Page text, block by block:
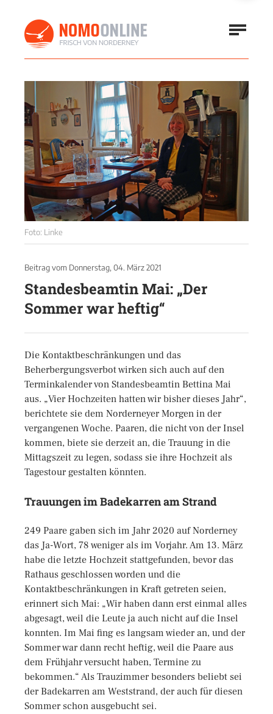
Foto: Linke
Beitrag vom Donnerstag, 04. März 2021
Standesbeamtin Mai: „Der
Sommer war heftig“
Die Kontaktbeschränkungen und das
Beherbergungsverbot wirken sich auch auf den
Terminkalender von Standesbeamtin Bettina Mai
aus. „Vier Hochzeiten hatten wir bisher dieses Jahr“,
berichtete sie dem Norderneyer Morgen in der
vergangenen Woche. Paaren, die nicht von der Insel
kommen, biete sie derzeit an, die Trauung in die
Mittagszeit zu legen, sodass sie ihre Hochzeit als
Tagestour gestalten könnten.
Trauungen im Badekarren am Strand
249 Paare gaben sich im Jahr 2020 auf Norderney
das Ja-Wort, 78 weniger als im Vorjahr. Am 13. März
habe die letzte Hochzeit stattgefunden, bevor das
Rathaus geschlossen worden und die
Kontaktbeschränkungen in Kraft getreten seien,
erinnert sich Mai: „Wir haben dann erst einmal alles
abgesagt, weil die Leute ja auch nicht auf die Insel
konnten. Im Mai fing es langsam wieder an, und der
Sommer war dann recht heftig, weil die Paare aus
dem Frühjahr versucht haben, Termine zu
bekommen.“ Als Trauzimmer besonders beliebt sei
der Badekarren am Weststrand, der auch für diesen
Sommer schon ausgebucht sei.